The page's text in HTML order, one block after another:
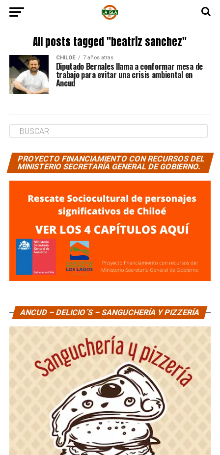
All posts tagged "beatriz sanchez"
CHILOE 7 años atras
Diputado Bernales llama a conformar mesa de
trabajo para evitar una crisis ambiental en
Ancud
PROYECTO FINANCIAMIENTO CON RECURSOS DEL
MINISTERIO SECRETARÍA GENERAL DE GOBIERNO.
ANCUD – DELICIO´S – SANGUCHERÍA Y PIZZERÍA